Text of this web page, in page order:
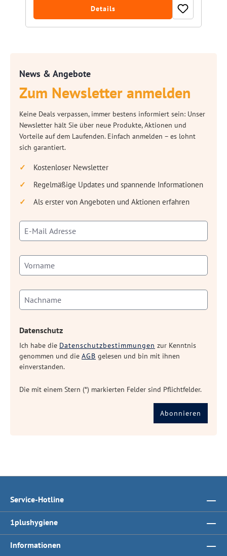
Details
News & Angebote
Zum Newsletter anmelden
Keine Deals verpassen, immer bestens informiert sein: Unser
Newsletter hält Sie über neue Produkte, Aktionen und
Vorteile auf dem Laufenden. Einfach anmelden – es lohnt
sich garantiert.
Kostenloser Newsletter
Regelmäßige Updates und spannende Informationen
Als erster von Angeboten und Aktionen erfahren
Datenschutz
Ich habe die Datenschutzbestimmungen zur Kenntnis
genommen und die AGB gelesen und bin mit ihnen
einverstanden.
Die mit einem Stern (*) markierten Felder sind Pflichtfelder.
Abonnieren
Service-Hotline
1plushygiene
Informationen